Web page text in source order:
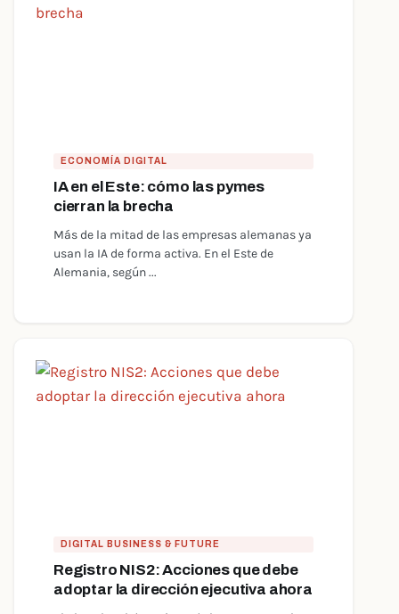
ECONOMÍA DIGITAL
IA en el Este: cómo las pymes
cierran la brecha
Más de la mitad de las empresas alemanas ya
usan la IA de forma activa. En el Este de
Alemania, según ...
DIGITAL BUSINESS & FUTURE
Registro NIS2: Acciones que debe
adoptar la dirección ejecutiva ahora